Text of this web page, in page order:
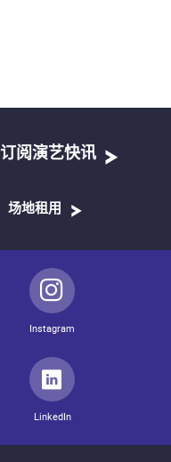
订阅演艺快讯
场地租用
Instagram
LinkedIn